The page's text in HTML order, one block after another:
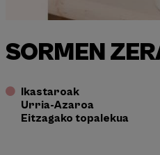
SORMEN
Ikastaroak
Urria-Azaroa
Eitzagako topalekua